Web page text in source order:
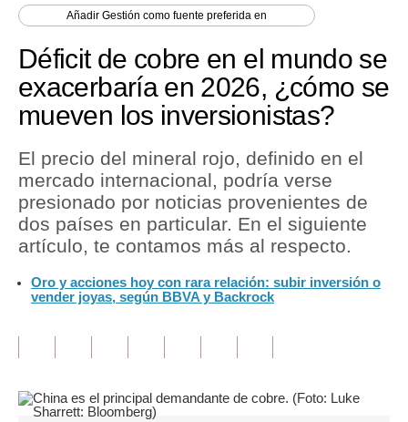
Perú
Política
Finanzas Personales
Inmobiliarias
Plus G
Opinión
Blogs
AñadirGestión como fuente preferida en
Déficit de cobre en el mundo se
exacerbaría en 2026, ¿cómo se
mueven los inversionistas?
El precio del mineral rojo, definido en el
mercado internacional, podría verse
presionado por noticias provenientes de
dos países en particular. En el siguiente
artículo, te contamos más al respecto.
Oro y acciones hoy con rara relación: subir inversión o
vender joyas, según BBVA y Backrock